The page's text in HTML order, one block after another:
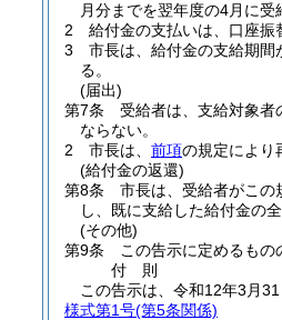
月分までを翌年度の4月に受
2
給付金の支払いは、口座振
3
市長は、給付金の支給期間
る。
(届出)
第7条
受給者は、支給対象者
ならない。
2
市長は、 前項の規定により
(給付金の返還)
第8条
市長は、受給者がこの
し、既に支給した給付金の
(その他)
第9条
この告示に定めるもの
付 則
この告示は、令和12年3月
様式第1号(第5条関係)